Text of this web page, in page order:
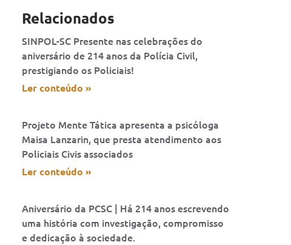
Relacionados
SINPOL-SC Presente nas celebrações do
aniversário de 214 anos da Polícia Civil,
prestigiando os Policiais!
Ler conteúdo »
Projeto Mente Tática apresenta a psicóloga
Maisa Lanzarin, que presta atendimento aos
Policiais Civis associados
Ler conteúdo »
Aniversário da PCSC | Há 214 anos escrevendo
uma história com investigação, compromisso
e dedicação à sociedade.